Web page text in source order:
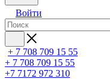
Войти
+ 7 708 709 15 55
+ 7 708 709 15 55
+7 7172 972 310